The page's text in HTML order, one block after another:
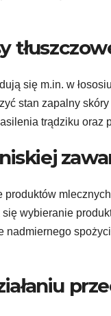
się m.in. w
stan zapalny
trądziku oraz
wybieranie
nadmiernego